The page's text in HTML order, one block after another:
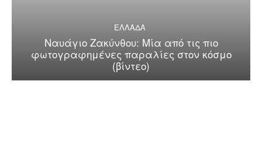
ΕΛΛΑΔΑ
Ναυάγιο Ζακύνθου: Μία από τις πιο
φωτογραφημένες παραλίες στον κόσμο
(βίντεο)